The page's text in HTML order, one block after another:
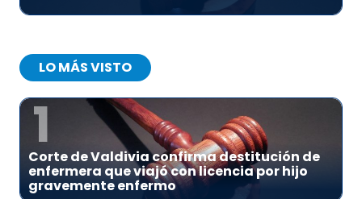
LO MÁS VISTO
1
Corte de Valdivia confirma destitución de
enfermera que viajó con licencia por hijo
gravemente enfermo